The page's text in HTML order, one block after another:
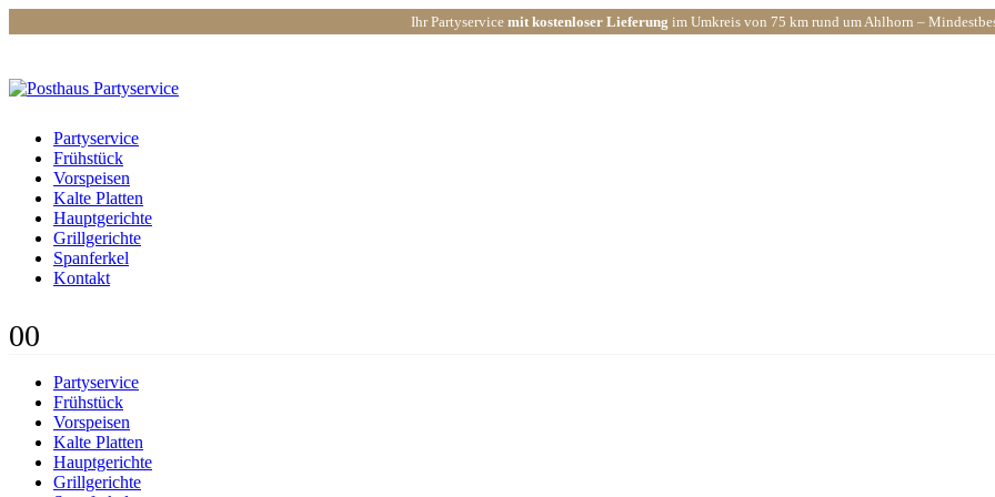
Ihr Partyservice mit kostenloser Lieferung im Umkreis von 75 km rund um Ahlhorn –
Partyservice
Frühstück
Vorspeisen
Kalte Platten
Hauptgerichte
Grillgerichte
Spanferkel
Kontakt
00
Partyservice
Frühstück
Vorspeisen
Kalte Platten
Hauptgerichte
Grillgerichte